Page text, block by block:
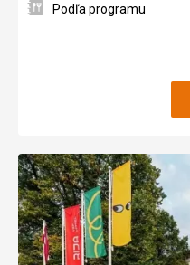
Podľa programu